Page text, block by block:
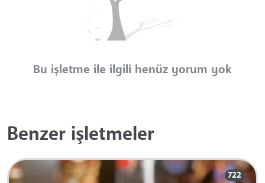
Bu işletme ile ilgili henüz yorum yok
Benzer işletmeler
722